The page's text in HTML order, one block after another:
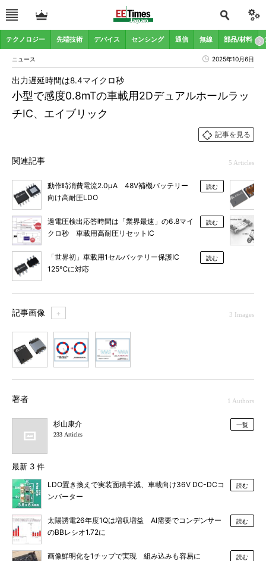
テクノロジー 先端技術 デバイス センシング 通信 無線 部品/材料
ニュース 2025年10月6日
小型で感度0.8mTの車載用2Dデュアルホールラッ
チIC、エイブリック
出力遅延時間は8.4マイクロ秒
記事を見る
関連記事 5 Articles
動作時消費電流2.0μA 48V補機バッテリー
向け高耐圧LDO
読む
過電圧検出応答時間は「業界最速」の6.8マイ
クロ秒 車載用高耐圧リセットIC
読む
「世界初」車載用1セルバッテリー保護IC
125℃に対応
読む
記事画像 ＋ 3 Images
著者 1 Authors
杉山康介
233 Articles
一覧
最新 3 件
LDO置き換えで実装面積半減、車載向け36V DC-DCコ
ンバーター
読む
太陽誘電26年度1Qは増収増益 AI需要でコンデンサー
のBBレシオ1.72に
読む
画像鮮明化を1チップで実現 組み込みも容易に 読む